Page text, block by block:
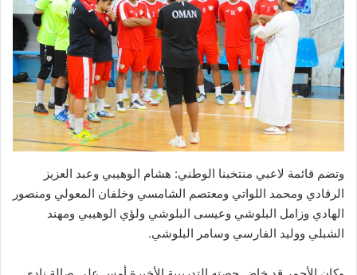
وتضم قائمة لاعبي منتخبنا الوطني: هشام الوهيبي وعبد العزيز
الرقادي ومحمد اللواتي ومعتصم الشامسي وخلفان المعولي ومنصور
الهادي وزامل البلوشي وعيسى البلوشي ولؤي الوهيبي ومهند
الشبلي ووليد الفارسي وسامر البلوشي.